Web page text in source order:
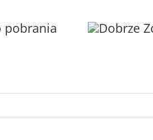
pobrania